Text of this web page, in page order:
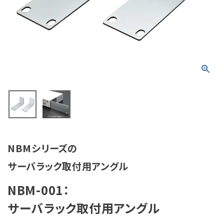
回転灯
光音一体型
LED照明
センサ機器
散光式警光灯
NBMシリーズの
サーバラック取付用アングル
NBM-001：
サーバラック取付用アングル